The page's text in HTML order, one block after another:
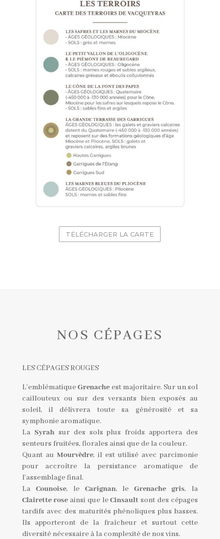
TÉLÉCHARGER LA CARTE
NOS CÉPAGES
LES CÉPAGES ROUGES
L’emblématiqueGrenache est majoritaire. Sur un sol
caillouteux ou sur des versants bien exposés au
soleil, il délivrera toute sa générosité et sa
symphonie aromatique.
La Syrahsur des sols plus froids apportera des
senteurs fruitées, florales ainsi que de la couleur.
Quant au Mourvèdre, il est utilisé avec parcimonie
pour accroître la persistance aromatique de
l’assemblage final.
La Counoise, le Carignan, leGrenache gris, la
Clairette roseainsi que leCinsault sont des cépages
tardifs avec des maturités phénoliques plus basses.
Ils apporteront de la fraîcheur et surtout cette
diversité nécessaire à la complexité de nos vins.